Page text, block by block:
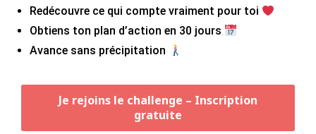
Redécouvre ce qui compte vraiment pour toi
Obtiens ton plan d’action en 30 jours
Avance sans précipitation
Je rejoins le challenge – Inscription
gratuite